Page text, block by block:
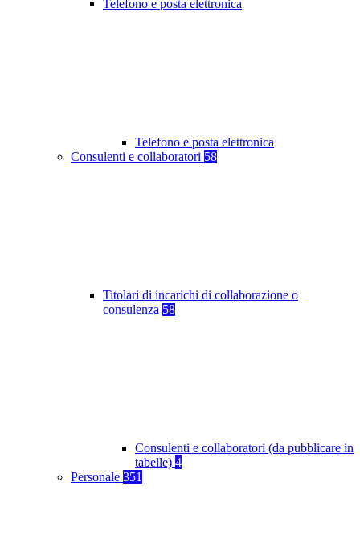
Telefono e posta elettronica
Telefono e posta elettronica
Consulenti e collaboratori 58
Titolari di incarichi di collaborazione o
consulenza 58
Consulenti e collaboratori (da pubblicare in
tabelle) 4
Personale 351